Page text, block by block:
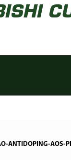
ANTIDOPING-AOS-